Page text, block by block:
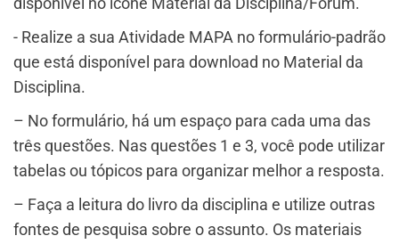
​- Realize a sua Atividade MAPA no formulário-padrão
que está disponível para download no Material da
Disciplina.
– No formulário, há um espaço para cada uma das
três questões. Nas questões 1 e 3, você pode utilizar
tabelas ou tópicos para organizar melhor a resposta.
– Faça a leitura do livro da disciplina e utilize outras
fontes de pesquisa sobre o assunto. Os materiais